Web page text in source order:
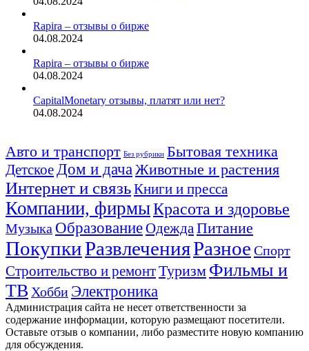
Rapira – отзывы о бирже
04.08.2024
Rapira – отзывы о бирже
04.08.2024
CapitalMonetary отзывы, платят или нет?
04.08.2024
Авто и транспорт Без рубрики Бытовая техника
Детское Дом и дача Животные и растения
Интернет и связьКниги и пресса
Компании, фирмыКрасота и здоровье
Музыка ОбразованиеОдежда Питание
ПокупкиРазвлеченияРазное Спорт
Строительство и ремонтТуризм Фильмы и
ТВ Хобби Электроника
Администрация сайта не несет ответственности за
содержание информации, которую размещают посетители.
Оставьте отзыв о компании, либо разместите новую компанию
для обсуждения.